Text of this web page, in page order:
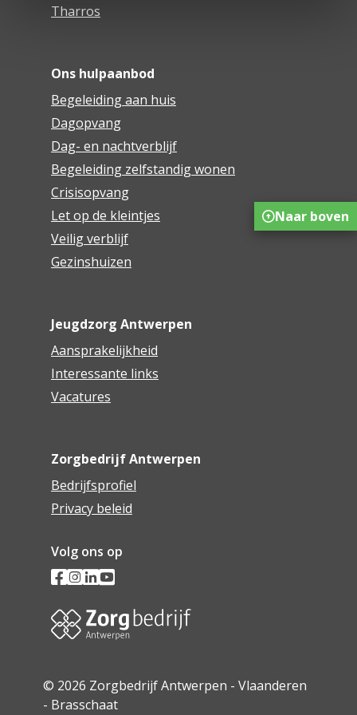
Tharros
Ons hulpaanbod
Begeleiding aan huis
Dagopvang
Dag- en nachtverblijf
Begeleiding zelfstandig wonen
Crisisopvang
Let op de kleintjes
Veilig verblijf
Gezinshuizen
Jeugdzorg Antwerpen
Aansprakelijkheid
Interessante links
Vacatures
Zorgbedrijf Antwerpen
Bedrijfsprofiel
Privacy beleid
Volg ons op
© 2026 Zorgbedrijf Antwerpen - Vlaanderen
- Brasschaat
Naar boven